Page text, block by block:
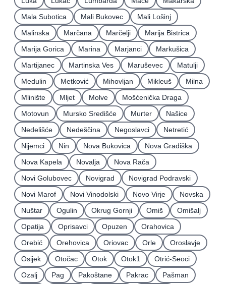
Mala Subotica
Mali Bukovec
Mali Lošinj
Malinska
Marčana Marčelji
Marija Bistrica
Marija Gorica
Marina Marjanci
Markušica
Martijanec
Martinska Ves Maruševec
Matulji
Medulin
Metković Mihovljan Mikleuš
Milna
Mlinište
Mljet Molve
Mošćenička Draga
Motovun
Mursko Središće Murter
Našice
Nedelišće
Nedeščina Negoslavci
Netretić
Nijemci
Nin Nova Bukovica
Nova Gradiška
Nova Kapela
Novalja
Nova Rača
Novi Golubovec
Novigrad
Novigrad Podravski
Novi Marof
Novi Vinodolski Novo Virje
Novska
Nuštar
Ogulin Okrug Gornji Omiš
Omišalj
Opatija
Oprisavci Opuzen
Orahovica
Orebić
Orehovica Oriovac Orle
Oroslavje
Osijek
Otočac Otok Otok1
Otrić-Seoci
Ozalj
Pag Pakoštane Pakrac
Pašman